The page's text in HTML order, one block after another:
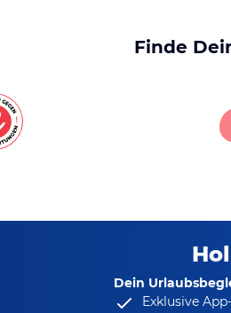
Finde
Dein
Exklusive